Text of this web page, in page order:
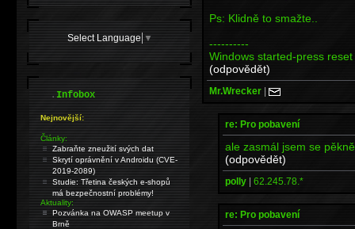
Ps: Klidně to smažte..
----------
Windows started-press
(odpovědět)
Mr.Wrecker |
re: Pro pobavení
ale zasmál jsem se
(odpovědět)
polly | 62.245.78.*
re: Pro pobavení
Select Language ▼
.Infobox
Nejnovější:
Články:
Zabraňte zneužití svých dat
Skrytí oprávnění v Androidu (CVE-
2019-2089)
Studie: Třetina českých e-shopů
má bezpečnostní problémy!
Aktuality:
Pozvánka na OWASP meetup v
Brně